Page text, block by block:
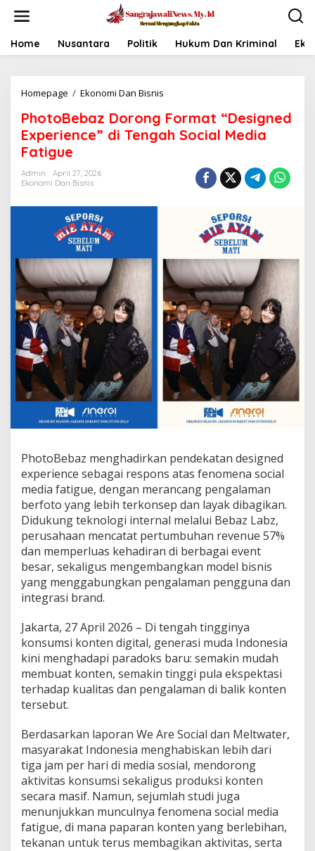
t
Home Nusantara Politik Hukum Dan Kriminal
Homepage / Ekonomi Dan Bisnis
o
t
o
o
n
g
F
o
r
m
a
t
“
D
e
d
E
p
e
r
i
e
n
c
d
i
T
e
n
g
o
c
i
a
M
e
d
i
PhotoBebaz Dorong Format “Designed
Experience” di Tengah Social Media
Fatigue
Admin
April 27, 2026
Ekonomi Dan Bisnis
PhotoBebaz menghadirkan pendekatan designed
experience sebagai respons atas fenomena social
media fatigue, dengan merancang pengalaman
berfoto yang lebih terkonsep dan layak dibagikan.
Didukung teknologi internal melalui Bebaz Labz,
perusahaan mencatat pertumbuhan revenue 57%
dan memperluas kehadiran di berbagai event
besar, sekaligus mengembangkan model bisnis
yang menggabungkan pengalaman pengguna dan
integrasi brand.
Jakarta, 27 April 2026 – Di tengah tingginya
konsumsi konten digital, generasi muda Indonesia
kini menghadapi paradoks baru: semakin mudah
membuat konten, semakin tinggi pula ekspektasi
terhadap kualitas dan pengalaman di balik konten
tersebut.
Berdasarkan laporan We Are Social dan Meltwater,
masyarakat Indonesia menghabiskan lebih dari
tiga jam per hari di media sosial, mendorong
aktivitas konsumsi sekaligus produksi konten
secara masif. Namun, sejumlah studi juga
menunjukkan munculnya fenomena social media
fatigue, di mana paparan konten yang berlebihan,
tekanan untuk terus membagikan aktivitas, serta